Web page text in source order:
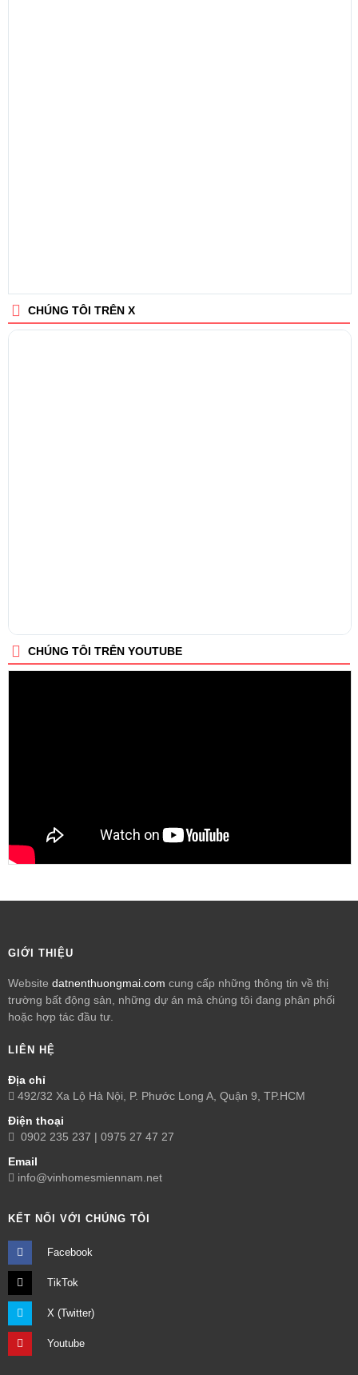
CHÚNG TÔI TRÊN X
CHÚNG TÔI TRÊN YOUTUBE
GIỚI THIỆU
Website datnenthuongmai.com cung cấp những thông tin về thị
trường bất động sản, những dự án mà chúng tôi đang phân phối
hoặc hợp tác đầu tư.
LIÊN HỆ
Địa chỉ
492/32 Xa Lộ Hà Nội, P. Phước Long A, Quận 9, TP.HCM
Điện thoại
0902 235 237 | 0975 27 47 27
Email
info@vinhomesmiennam.net
KẾT NỐI VỚI CHÚNG TÔI
Facebook
TikTok
X (Twitter)
Youtube